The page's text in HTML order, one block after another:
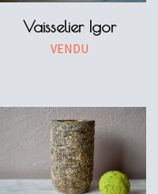
Vaisselier Igor
VENDU